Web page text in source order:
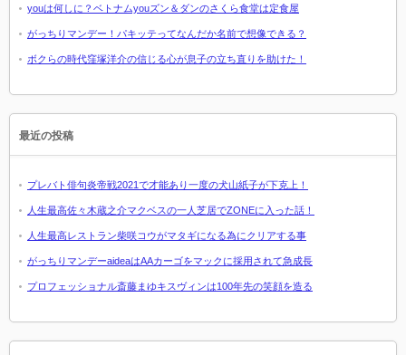
youは何しに？ベトナムyouズン＆ダンのさくら食堂は定食屋
がっちりマンデー！パキッテってなんだか名前で想像できる？
ボクらの時代窪塚洋介の信じる心が息子の立ち直りを助けた！
最近の投稿
プレバト俳句炎帝戦2021で才能あり一度の犬山紙子が下克上！
人生最高佐々木蔵之介マクベスの一人芝居でZONEに入った話！
人生最高レストラン柴咲コウがマタギになる為にクリアする事
がっちりマンデーaideaはAAカーゴをマックに採用されて急成長
プロフェッショナル斎藤まゆキスヴィンは100年先の笑顔を造る